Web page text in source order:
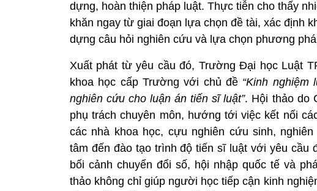
dựng, hoàn thiện pháp luật. Thực tiễn cho thấy
khăn ngay từ giai đoạn lựa chọn đề tài, xác định
dựng câu hỏi nghiên cứu và lựa chọn phương
Xuất phát từ yêu cầu đó, Trường Đại học Luật
khoa học cấp Trường với chủ đề “Kinh nghiệm
nghiên cứu cho luận án tiến sĩ luật”. Hội thảo do
phụ trách chuyên môn, hướng tới việc kết nối
các nhà khoa học, cựu nghiên cứu sinh,
tâm đến đào tạo trình độ tiến sĩ luật với yêu cầu
bối cảnh chuyển đổi số, hội nhập quốc tế và
thảo không chỉ giúp người học tiếp cận kinh